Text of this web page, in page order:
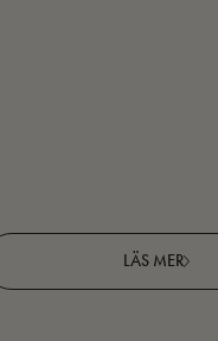
LÄS MER